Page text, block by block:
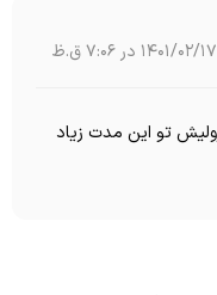
1401/02/17 در 7:06 ق.ظ
تو این مدت زیاد